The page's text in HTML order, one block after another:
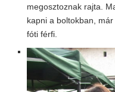
megosztoznak rajta.
kapni a boltokban,
fóti férfi.